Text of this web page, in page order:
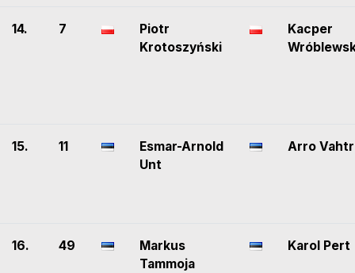
14. 7
Piotr
Krotoszyński
Kacper
15. 11
Esmar-Arnold
Unt
Arro
16. 49
Markus
Tammoja
Karol Pert